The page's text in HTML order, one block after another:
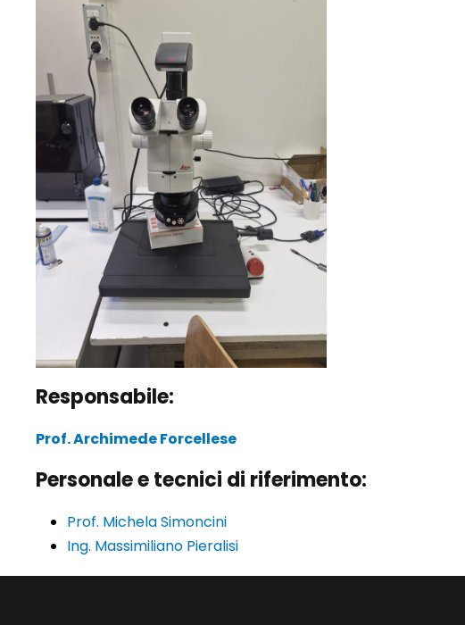
Responsabile:
Prof. Archimede Forcellese
Personale e tecnici di riferimento:
Prof. Michela Simoncini
Ing. Massimiliano Pieralisi